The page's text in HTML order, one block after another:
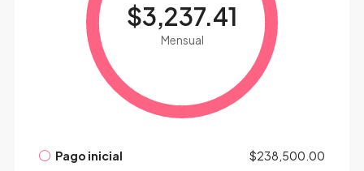
$3,237.41
Mensual
Pago inicial $238,500.00